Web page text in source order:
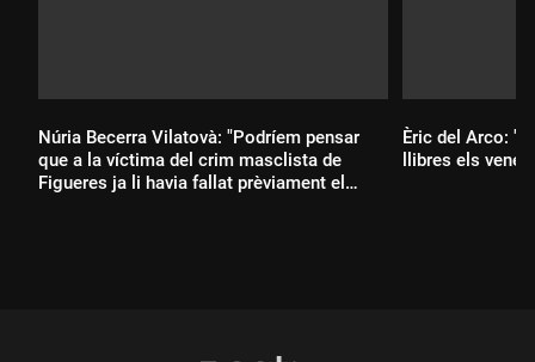
Núria Becerra Vilatovà: "Podríem pensar
que a la víctima del crim masclista de
Figueres ja li havia fallat prèviament el
Èric del Arco:
llibres els